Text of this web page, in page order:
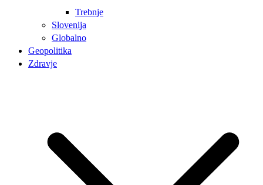
Trebnje
Slovenija
Globalno
Geopolitika
Zdravje